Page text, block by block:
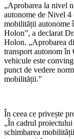
„Aprobarea la nivel
autonome de Nivel 4
mobilității autonome
Holon”, a declarat
Holon. „Aprobarea
transport autonom în
vehicule este
punct de vedere
mobilității.”
În ceea ce privește
„În cadrul
schimbarea